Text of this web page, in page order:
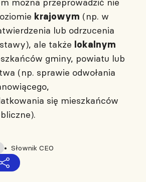
krajowym (np. w
lub odrzucenia
ale także lokalnym
gminy, powiatu lub
(np. sprawie odwołania
się mieszkańców
Słownik CEO